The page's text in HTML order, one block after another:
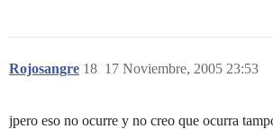
Rojosangre 17 Noviembre, 2005 23:53
18
jpero eso no ocurre y no creo que ocurra